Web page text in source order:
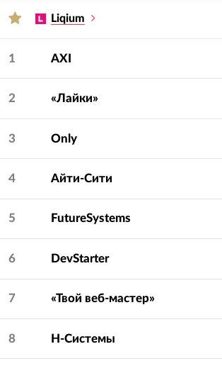
Liqium
1 AXI
2 «Лайки»
3 Only
4 Айти-Сити
5 FutureSystems
6 DevStarter
7 «Твой веб-мастер»
8 Н-Системы